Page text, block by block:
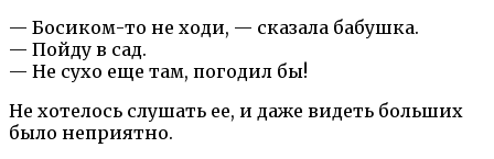
— Босиком-то не ходи, — сказала бабушка.
— Пойду в сад.
— Не сухо еще там, погодил бы!
Не хотелось слушать ее, и даже видеть больших
было неприятно.